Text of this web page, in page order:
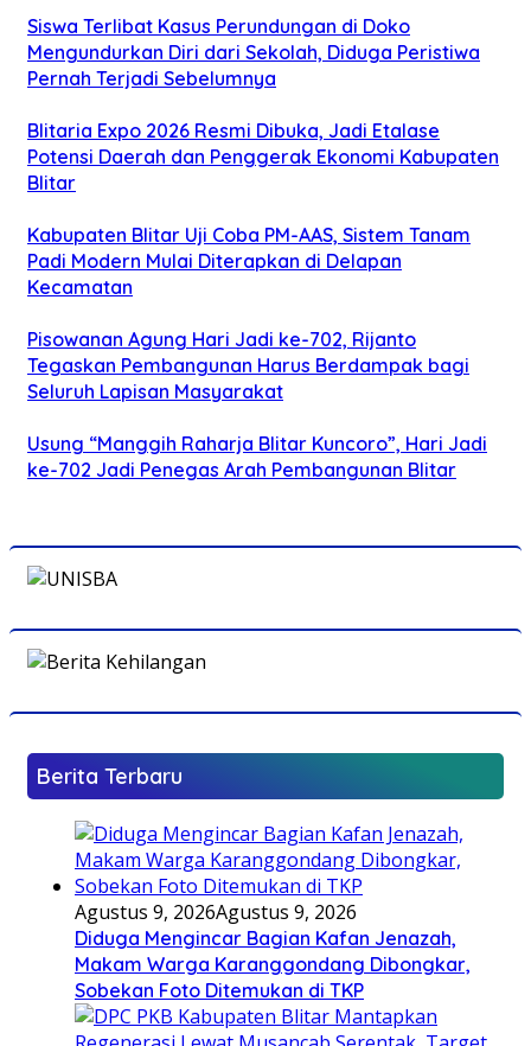
Siswa Terlibat Kasus Perundungan di Doko
Mengundurkan Diri dari Sekolah, Diduga Peristiwa
Pernah Terjadi Sebelumnya
Blitaria Expo 2026 Resmi Dibuka, Jadi Etalase
Potensi Daerah dan Penggerak Ekonomi Kabupaten
Blitar
Kabupaten Blitar Uji Coba PM-AAS, Sistem Tanam
Padi Modern Mulai Diterapkan di Delapan
Kecamatan
Pisowanan Agung Hari Jadi ke-702, Rijanto
Tegaskan Pembangunan Harus Berdampak bagi
Seluruh Lapisan Masyarakat
Usung “Manggih Raharja Blitar Kuncoro”, Hari Jadi
ke-702 Jadi Penegas Arah Pembangunan Blitar
Berita Terbaru
Agustus 9, 2026Agustus 9, 2026
Diduga Mengincar Bagian Kafan Jenazah,
Makam Warga Karanggondang Dibongkar,
Sobekan Foto Ditemukan di TKP